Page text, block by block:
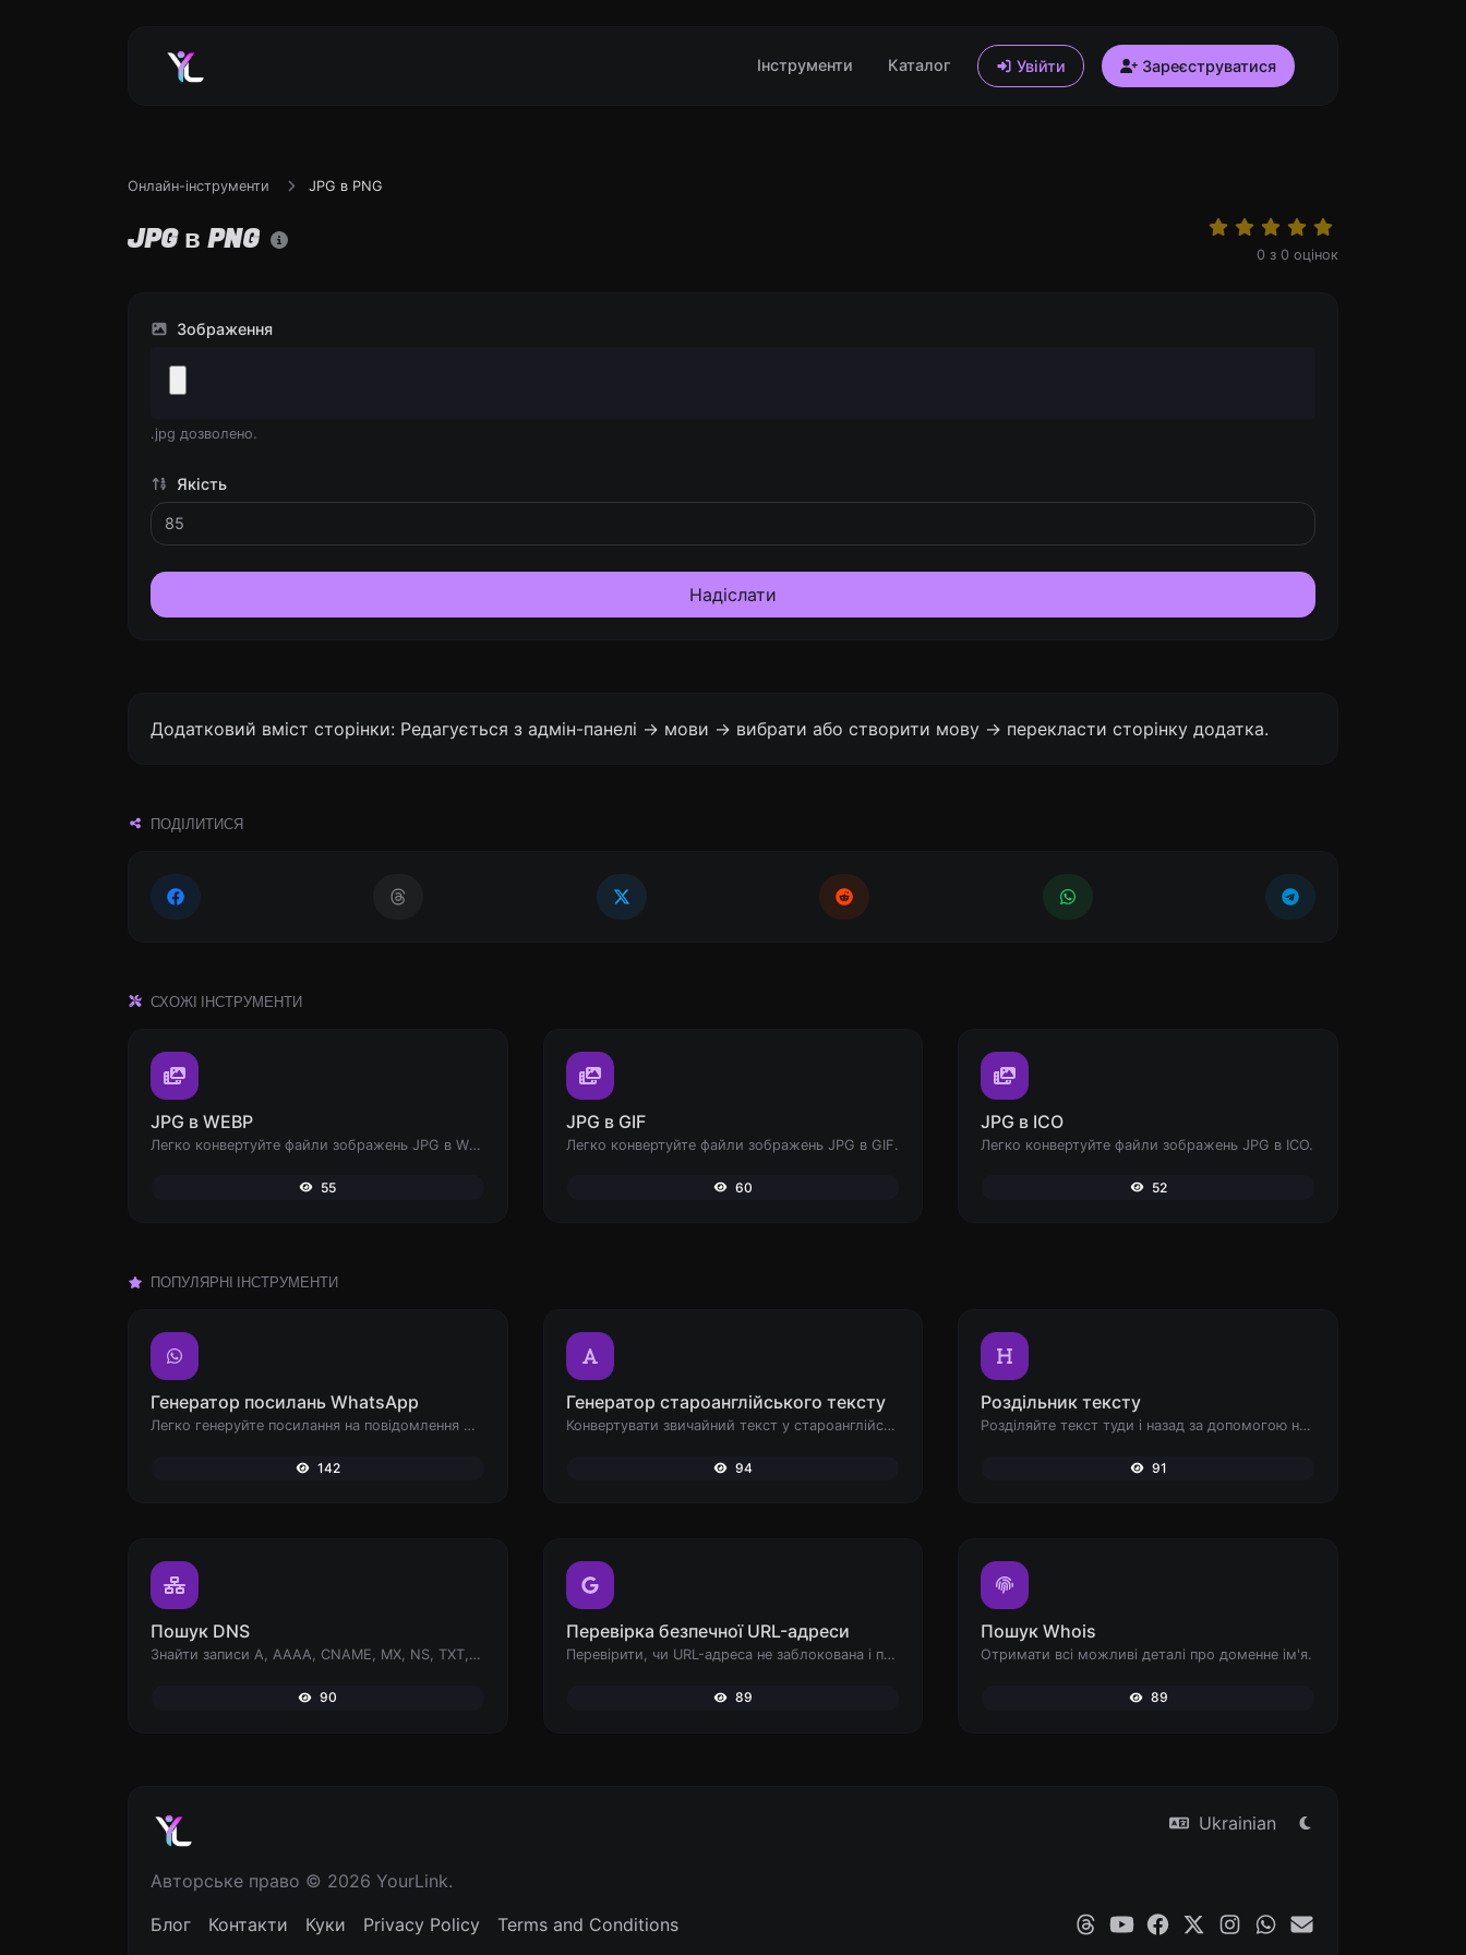
Інструменти Каталог Увійти Зареєструватися
Онлайн-інструменти JPG в PNG
JPG в PNG 0 з 0 оцінок
Зображення
.jpg дозволено.
Якість
Надіслати
Додатковий вміст сторінки: Редагується з адмін-панелі -> мови -> вибрати або створити мову -> перекласти сторінку додатка.
ПОДІЛИТИСЯ
СХОЖІ ІНСТРУМЕНТИ
JPG в WEBP
Легко конвертуйте файли зображень JPG в WEBP.
55
JPG в GIF
Легко конвертуйте файли зображень JPG в GIF.
60
JPG в ICO
Легко конвертуйте файли зображень JPG в ICO.
52
ПОПУЛЯРНІ ІНСТРУМЕНТИ
Генератор посилань WhatsApp
Легко генеруйте посилання на повідомлення WhatsApp.
142
Генератор староанглійського тексту
Конвертувати звичайний текст у староанглійський шрифт.
94
Роздільник тексту
Розділяйте текст туди і назад за допомогою нових рядків, ком, крапок... і т.д.
91
Пошук DNS
Знайти записи A, AAAA, CNAME, MX, NS, TXT, SOA DNS хоста.
90
Перевірка безпечної URL-адреси
Перевірити, чи URL-адреса не заблокована і позначена як безпечна/небезпечна Google.
89
Пошук Whois
Отримати всі можливі деталі про доменне ім'я.
89
Авторське право © 2026 YourLink.
Ukrainian
Блог Контакти Куки Privacy Policy Terms and Conditions